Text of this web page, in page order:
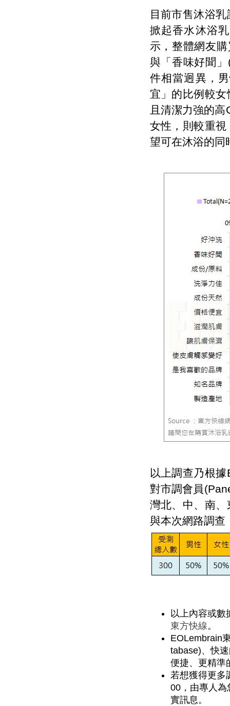
目前市售沐浴
掀起香水沐浴
示，整體網友
與「香味好聞
件相當迥異，
宜」的比例較
且清潔力強的
女性，則較重
望可在沐浴的同
以上調查乃根
對市調會員
灣北、中、南
與本次網路調查
以上內容或數
東方快線。
EOLembrain
tabase)、快
便捷、更精準
若想獲得更多
00，由專人為
實訊息。